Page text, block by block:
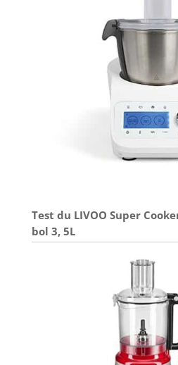
Test du LIVOO Super
bol 3, 5L